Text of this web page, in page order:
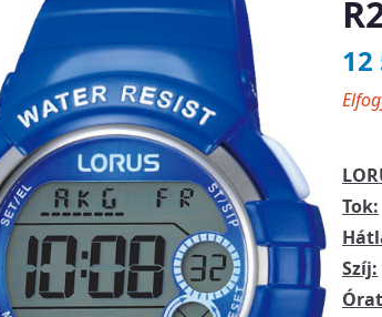
12
Tok:
Szíj: